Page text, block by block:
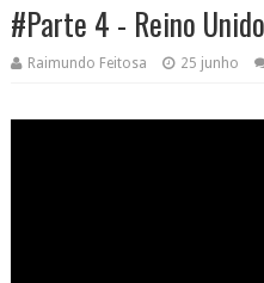
#Parte 4 - Reino
Raimundo Feitosa 25 junho